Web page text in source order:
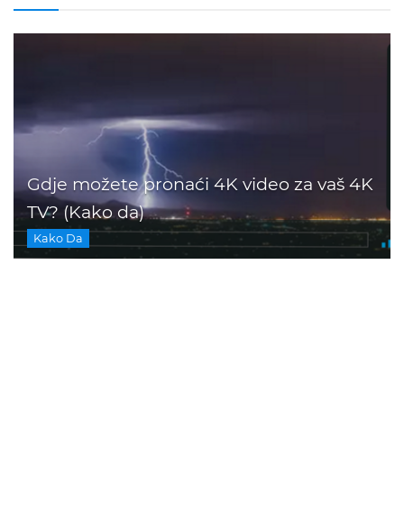
Gdje možete pronaći 4K video za vaš 4K
TV? (Kako da)
Kako Da